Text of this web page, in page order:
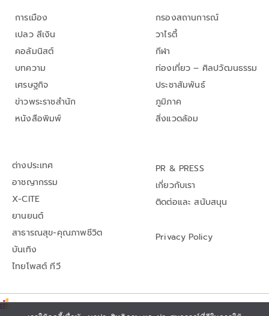
การเมือง
เปลว สีเงิน
คอลัมนิสต์
บทความ
เศรษฐกิจ
ข่าวพระราชสำนัก
หนังสือพิมพ์
กรองสถานการณ์
วาไรตี้
กีฬา
ท่องเที่ยว – ศิลปวัฒนธรรม
ประชาสัมพันธ์
ภูมิภาค
สิ่งแวดล้อม
ต่างประเทศ
อาชญากรรม
X-CITE
ยานยนต์
สาธารณสุข-คุณภาพชีวิต
บันเทิง
ไทยโพสต์ ทีวี
PR & PRESS
เกี่ยวกับเรา
ติดต่อและ สนับสนุน
Privacy Policy